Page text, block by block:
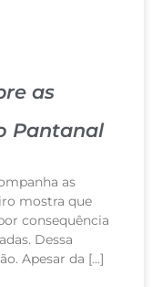
as
Pantanal
as
mostra que
consequência
Dessa
Apesar da […]